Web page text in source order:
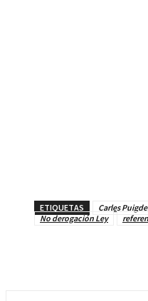
ETIQUETAS Carles
No derogación Ley